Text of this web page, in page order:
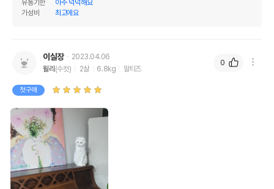
유통기한
아주 넉넉해요
가성비
최고에요
이실장
2023.04.06
윌리 (수컷) 2살 6.8kg 말티즈
첫구매
0